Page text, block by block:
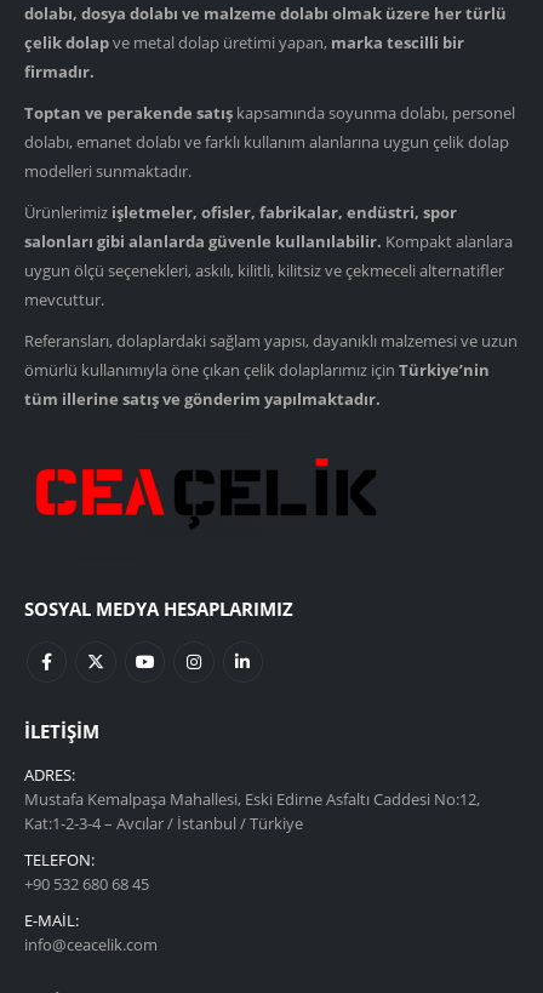
dolabı, dosya dolabı ve malzeme dolabı olmak üzere her türlü
çelik dolapve metal dolap üretimi yapan, marka tescilli bir
firmadır.
Toptan ve perakende satış kapsamında soyunma dolabı, personel
dolabı, emanet dolabı ve farklı kullanım alanlarına uygun çelik dolap
modelleri sunmaktadır.
Ürünlerimiz işletmeler, ofisler, fabrikalar, endüstri, spor
salonları gibi alanlarda güvenle kullanılabilir. Kompakt alanlara
uygun ölçü seçenekleri, askılı, kilitli, kilitsiz ve çekmeceli alternatifler
mevcuttur.
Referansları, dolaplardaki sağlam yapısı, dayanıklı malzemesi ve uzun
ömürlü kullanımıyla öne çıkan çelik dolaplarımız için Türkiye’nin
tüm illerine satış ve gönderim yapılmaktadır.
SOSYAL MEDYA HESAPLARIMIZ
İLETIŞIM
ADRES:
Mustafa Kemalpaşa Mahallesi, Eski Edirne Asfaltı Caddesi No:12,
Kat:1-2-3-4 – Avcılar / İstanbul / Türkiye
TELEFON:
+90 532 680 68 45
E-MAIL:
info@ceacelik.com